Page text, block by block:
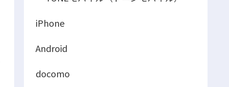
iPhone
Android
docomo